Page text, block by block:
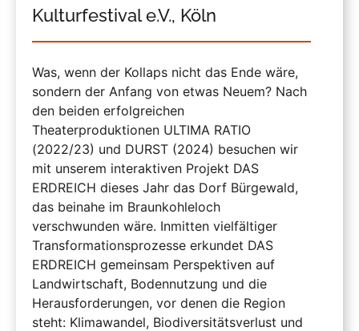
Kulturfestival e.V., Köln
Was, wenn der Kollaps nicht das Ende wäre,
sondern der Anfang von etwas Neuem? Nach
den beiden erfolgreichen
Theaterproduktionen ULTIMA RATIO
(2022/23) und DURST (2024) besuchen wir
mit unserem interaktiven Projekt DAS
ERDREICH dieses Jahr das Dorf Bürgewald,
das beinahe im Braunkohleloch
verschwunden wäre. Inmitten vielfältiger
Transformationsprozesse erkundet DAS
ERDREICH gemeinsam Perspektiven auf
Landwirtschaft, Bodennutzung und die
Herausforderungen, vor denen die Region
steht: Klimawandel, Biodiversitätsverlust und